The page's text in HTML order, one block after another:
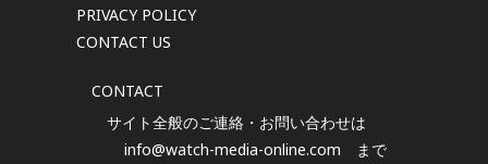
PRIVACY POLICY
CONTACT US
CONTACT
サイト全般のご連絡・お問い合わせは
info@watch-media-online.com まで